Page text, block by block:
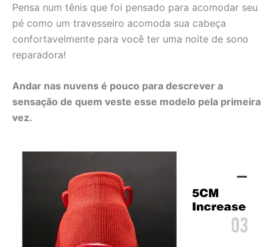
Pensa num tênis que foi pensado para acomodar seu
pé como um travesseiro acomoda sua cabeça
confortavelmente para você ter uma noite de sono
reparadora!
Andar nas nuvens é pouco para descrever a
sensação de quem veste esse modelo pela primeira
vez.